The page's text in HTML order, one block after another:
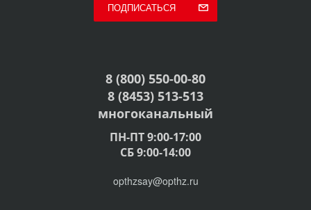
ПОДПИСАТЬСЯ
8 (800) 550-00-80
8 (8453) 513-513
многоканальный
ПН-ПТ 9:00-17:00
СБ 9:00-14:00
opthzsay@opthz.ru